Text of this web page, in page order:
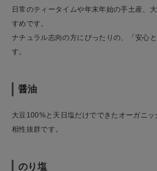
日常のティータイムや年末年始の手土産、
すめです。
ナチュラル志向の方にぴったりの、「安心
す。
醤油
大豆100%と天日塩だけでできたオーガニ
相性抜群です。
のり塩